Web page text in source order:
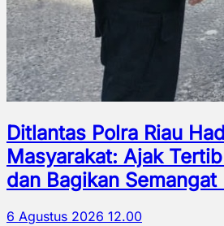
Ditlantas Polra Riau
Masyarakat: Ajak
dan Bagikan Semangat
6 Agustus 2026 12.00